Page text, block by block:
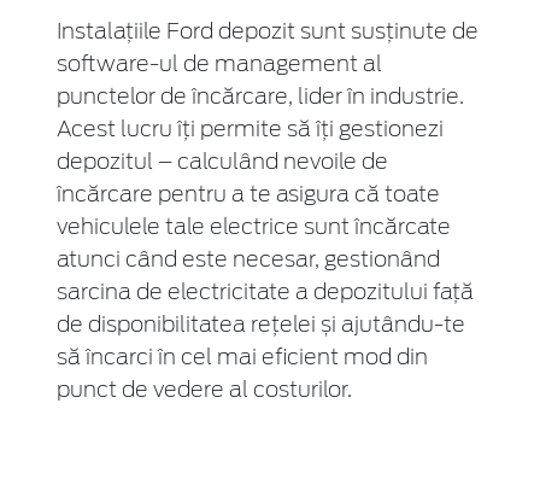
Instalațiile Ford depozit sunt susținute de
software-ul de management al
punctelor de încărcare, lider în industrie.
Acest lucru îți permite să îți gestionezi
depozitul – calculând nevoile de
încărcare pentru a te asigura că toate
vehiculele tale electrice sunt încărcate
atunci când este necesar, gestionând
sarcina de electricitate a depozitului față
de disponibilitatea rețelei și ajutându-te
să încarci în cel mai eficient mod din
punct de vedere al costurilor.